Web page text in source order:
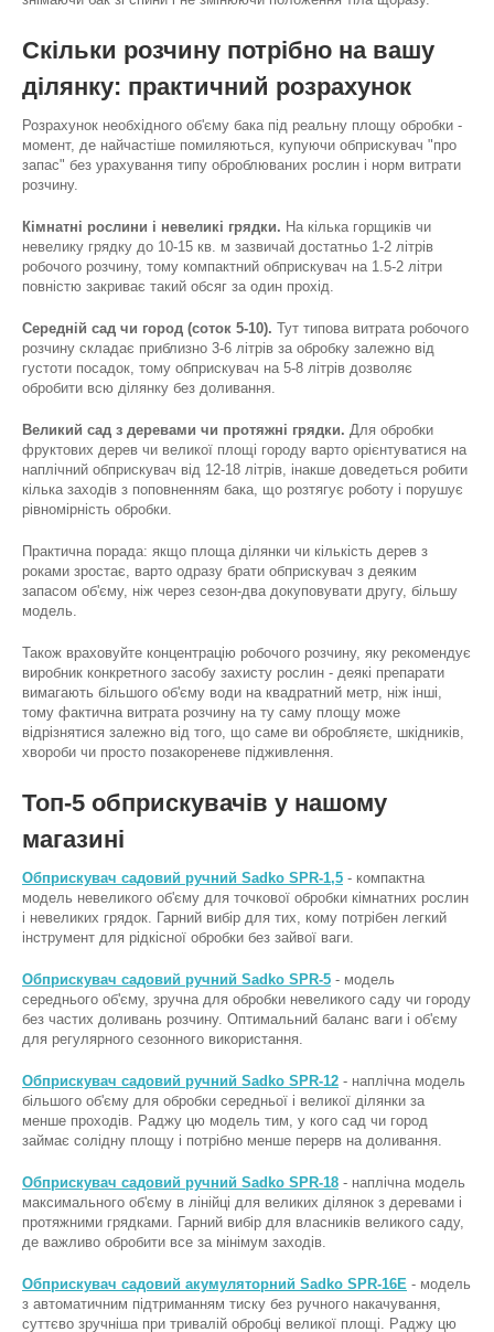
Скільки розчину потрібно на вашу
ділянку: практичний розрахунок
Розрахунок необхідного об'єму бака під реальну площу обробки -
момент, де найчастіше помиляються, купуючи обприскувач "про
запас" без урахування типу оброблюваних рослин і норм витрати
розчину.
Кімнатні рослини і невеликі грядки. На кілька горщиків чи
невелику грядку до 10-15 кв. м зазвичай достатньо 1-2 літрів
робочого розчину, тому компактний обприскувач на 1.5-2 літри
повністю закриває такий обсяг за один прохід.
Середній сад чи город (соток 5-10). Тут типова витрата робочого
розчину складає приблизно 3-6 літрів за обробку залежно від
густоти посадок, тому обприскувач на 5-8 літрів дозволяє
обробити всю ділянку без доливання.
Великий сад з деревами чи протяжні грядки. Для обробки
фруктових дерев чи великої площі городу варто орієнтуватися на
наплічний обприскувач від 12-18 літрів, інакше доведеться робити
кілька заходів з поповненням бака, що розтягує роботу і порушує
рівномірність обробки.
Практична порада: якщо площа ділянки чи кількість дерев з
роками зростає, варто одразу брати обприскувач з деяким
запасом об'єму, ніж через сезон-два докуповувати другу, більшу
модель.
Також враховуйте концентрацію робочого розчину, яку рекомендує
виробник конкретного засобу захисту рослин - деякі препарати
вимагають більшого об'єму води на квадратний метр, ніж інші,
тому фактична витрата розчину на ту саму площу може
відрізнятися залежно від того, що саме ви обробляєте, шкідників,
хвороби чи просто позакореневе підживлення.
Топ-5 обприскувачів у нашому
магазині
Обприскувач садовий ручний Sadko SPR-1,5 - компактна
модель невеликого об'єму для точкової обробки кімнатних рослин
і невеликих грядок. Гарний вибір для тих, кому потрібен легкий
інструмент для рідкісної обробки без зайвої ваги.
Обприскувач садовий ручний Sadko SPR-5 - модель
середнього об'єму, зручна для обробки невеликого саду чи городу
без частих доливань розчину. Оптимальний баланс ваги і об'єму
для регулярного сезонного використання.
Обприскувач садовий ручний Sadko SPR-12 - наплічна модель
більшого об'єму для обробки середньої і великої ділянки за
менше проходів. Раджу цю модель тим, у кого сад чи город
займає солідну площу і потрібно менше перерв на доливання.
Обприскувач садовий ручний Sadko SPR-18 - наплічна модель
максимального об'єму в лінійці для великих ділянок з деревами і
протяжними грядками. Гарний вибір для власників великого саду,
де важливо обробити все за мінімум заходів.
Обприскувач садовий акумуляторний Sadko SPR-16E - модель
з автоматичним підтриманням тиску без ручного накачування,
суттєво зручніша при тривалій обробці великої площі. Раджу цю